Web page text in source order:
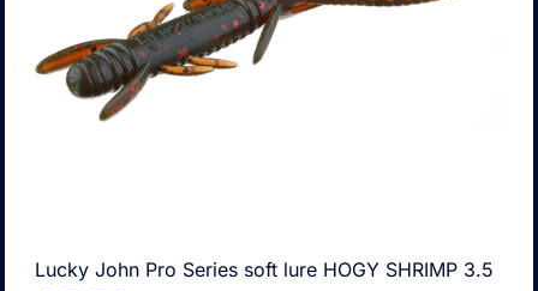
Lucky John Pro Series soft lure HOGY SHRIMP 3.5